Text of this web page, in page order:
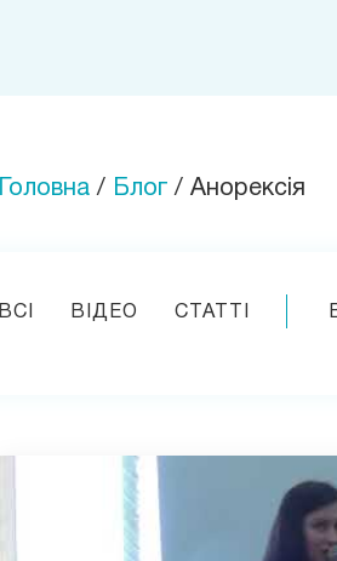
Головна / Блог / Анорексія
ВСІ ВІДЕО СТАТТІ